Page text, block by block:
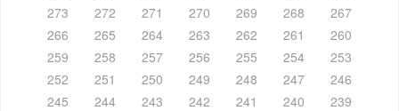
273
272 271 270 269 268
267
266
265 264 263 262 261
260
259
258 257 256 255 254
253
252
251 250 249 248 247
246
245
244 243 242 241 240
239